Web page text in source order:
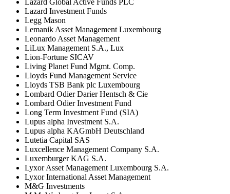
Lazard Investment Funds
Legg Mason
Lemanik Asset Management Luxembourg
Leonardo Asset Management
LiLux Management S.A., Lux
Lion-Fortune SICAV
Living Planet Fund Mgmt. Comp.
Lloyds Fund Management Service
Lloyds TSB Bank plc Luxembourg
Lombard Odier Darier Hentsch & Cie
Lombard Odier Investment Fund
Long Term Investment Fund (SIA)
Lupus alpha Investment S.A.
Lupus alpha KAGmbH Deutschland
Lutetia Capital SAS
Luxcellence Management Company S.A.
Luxemburger KAG S.A.
Lyxor Asset Management Luxembourg S.A.
Lyxor International Asset Management
M&G Investments